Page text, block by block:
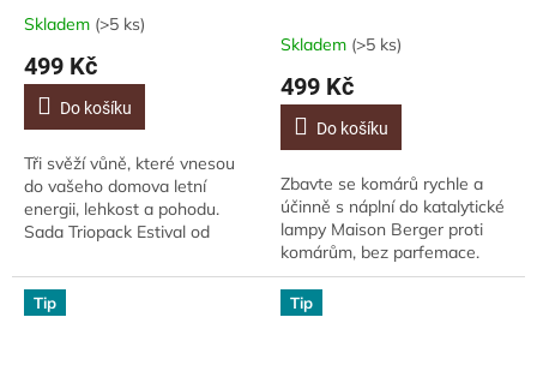
Estival: Pure White Tea,
Fresh Spirit & Zest of
Verbena, 3×250 ml
Průměrné
produktu
5,0
5
hvězdiček.
Skladem (>5 ks)
499 Kč
Do košíku
Tři svěží vůně, které vnesou
do vašeho domova letní
energii, lehkost a pohodu.
Sada Triopack Estival od
zářivou svěžest Fresh Spirit,
citrusově...
500 ml
Skladem (>5 ks)
499 Kč
Do košíku
Zbavte se komárů rychle a
účinně s náplní do katalytické
lampy Maison Berger proti
komárům, bez parfemace.
Tato funkční náplň je
navržena pro okamžité snížení
výskytu hmyzu v...
Tip Tip